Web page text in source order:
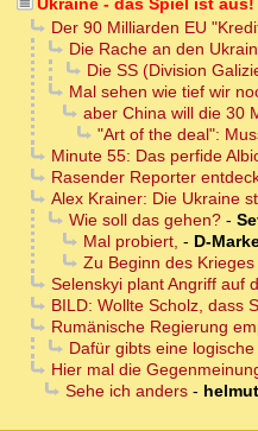
Ukraine - das Spiel ist aus!
Der 90 Milliarden EU
Die Rache an den
Die SS (Division
Mal sehen wie tief wir
aber China will die 30
"Art of the deal":
Minute 55: Das perfide
Rasender Reporter
Alex Krainer: Die Ukraine
Wie soll das gehen?-
Mal probiert, - D-
Zu Beginn des
Selenskyi plant Angriff auf
BILD: Wollte Scholz, dass
Rumänische Regierung
Dafür gibts eine
Hier mal die
Sehe ich anders-